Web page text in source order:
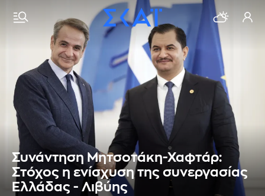
Συνάντηση Μητσοτάκη-Χαφτάρ:
Στόχος η ενίσχυση της συνεργασίας
Ελλάδας - Λιβύης